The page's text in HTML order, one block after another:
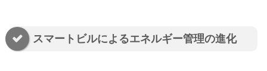
スマートビルによるエネルギー管理の進化